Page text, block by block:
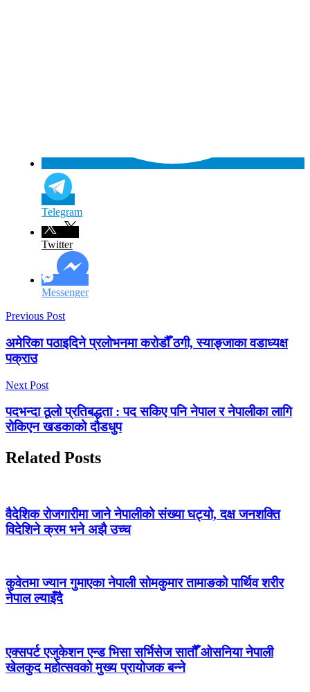
Telegram
Twitter
Messenger
Previous Post
अमेरिका पठाइदिने प्रलोभनमा करोडौँ ठगी, स्याङ्जाका वडाध्यक्ष
पक्राउ
Next Post
पदभन्दा ठूलो प्रतिबद्धता : पद सकिए पनि नेपाल र नेपालीका लागि
रोकिएन खडकाको दौडधुप
Related Posts
वैदेशिक रोजगारीमा जाने नेपालीको संख्या घट्यो, दक्ष जनशक्ति
विदेशिने क्रम भने अझै उच्च
कुवेतमा ज्यान गुमाएका नेपाली सोमकुमार तामाङको पार्थिव शरीर
नेपाल ल्याइँदै
एक्सपर्ट एजुकेशन एन्ड भिसा सर्भिसेज सातौँ ओसनिया नेपाली
खेलकुद महोत्सवको मुख्य प्रायोजक बन्ने